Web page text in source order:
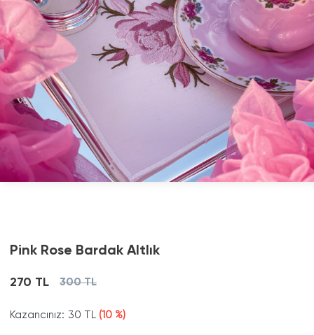
Pink Rose Bardak Altlık
270 TL 300 TL
Kazancınız: 30 TL (10 %)